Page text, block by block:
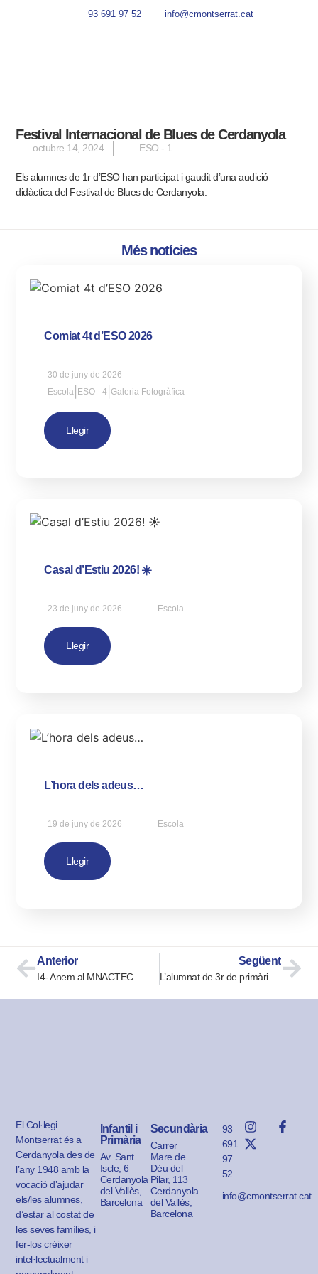
93 691 97 52 info@cmontserrat.cat
Festival Internacional de Blues de Cerdanyola
octubre 14, 2024 ESO - 1
Els alumnes de 1r d’ESO han participat i gaudit d’una audició
didàctica del Festival de Blues de Cerdanyola.
Més notícies
Comiat 4t d’ESO 2026
30 de juny de 2026
Escola ESO - 4 |Galeria Fotogràfica
Llegir
Casal d’Estiu 2026! ☀️
23 de juny de 2026 Escola
Llegir
L’hora dels adeus…
19 de juny de 2026 Escola
Llegir
Anterior
I4- Anem al MNACTEC
Següent
L’alumnat de 3r de primària a Collserola!
El Col·legi
Montserrat és a
Cerdanyola des de
l’any 1948 amb la
vocació d’ajudar
els/les alumnes,
d’estar al costat de
les seves famílies, i
fer-los créixer
intel·lectualment i
Infantil i
Primària
Av. Sant
Iscle, 6
Cerdanyola
del Vallès,
Barcelona
Secundària
Carrer
Mare de
Déu del
Pilar, 113
Cerdanyola
del Vallès,
Barcelona
93
691
97
52
info@cmontserrat.cat